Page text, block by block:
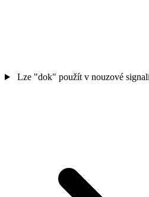
Lze "dok" použít v nouzové